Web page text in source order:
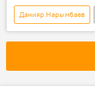
Данияр Нарымбаев
видео
Отставка и